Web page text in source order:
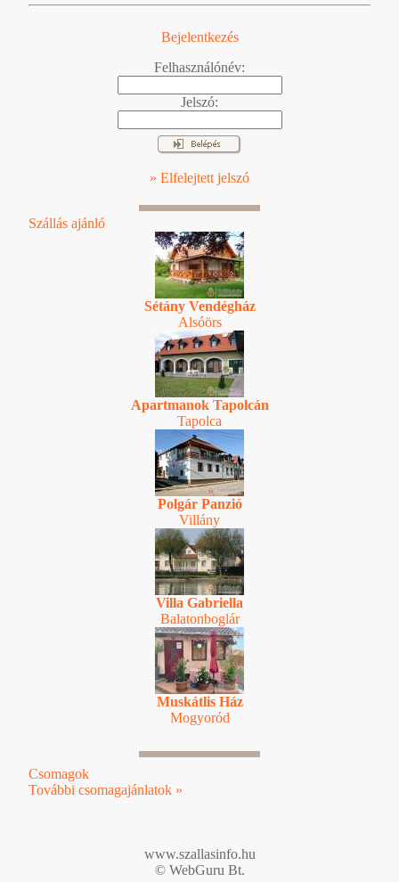
Bejelentkezés
Felhasználónév:
Jelszó:
» Elfelejtett jelszó
Szállás ajánló
Sétány Vendégház
Alsóörs
Apartmanok Tapolcán
Tapolca
Polgár Panzió
Villány
Villa Gabriella
Balatonboglár
Muskátlis Ház
Mogyoród
Csomagok
További csomagajánlatok »
www.szallasinfo.hu
© WebGuru Bt.